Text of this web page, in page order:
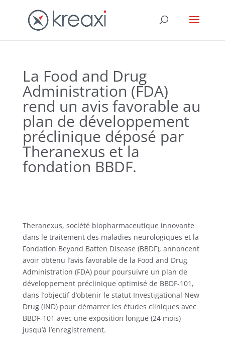
La Food and Drug
Administration (FDA)
rend un avis favorable au
plan de développement
préclinique déposé par
Theranexus et la
fondation BBDF.
Theranexus, société biopharmaceutique innovante
dans le traitement des maladies neurologiques et la
Fondation Beyond Batten Disease (BBDF), annoncent
avoir obtenu l’avis favorable de la Food and Drug
Administration (FDA) pour poursuivre un plan de
développement préclinique optimisé de BBDF-101,
dans l’objectif d’obtenir le statut Investigational New
Drug (IND) pour démarrer les études cliniques avec
BBDF-101 avec une exposition longue (24 mois)
jusqu’à l’enregistrement.